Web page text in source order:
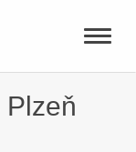
Toggle
Plzeň